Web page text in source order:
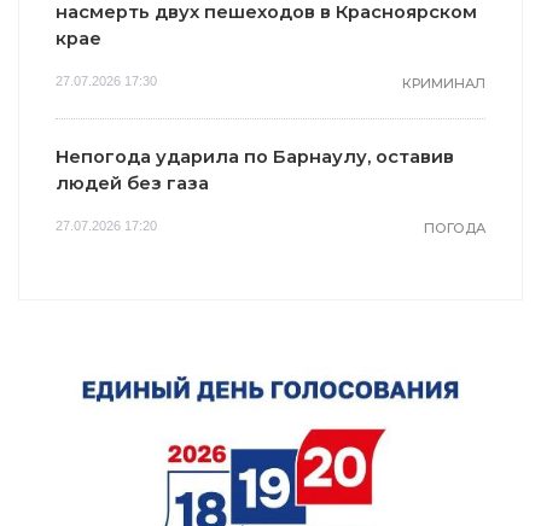
насмерть двух пешеходов в Красноярском
крае
27.07.2026 17:30 КРИМИНАЛ
Непогода ударила по Барнаулу, оставив
людей без газа
27.07.2026 17:20 ПОГОДА